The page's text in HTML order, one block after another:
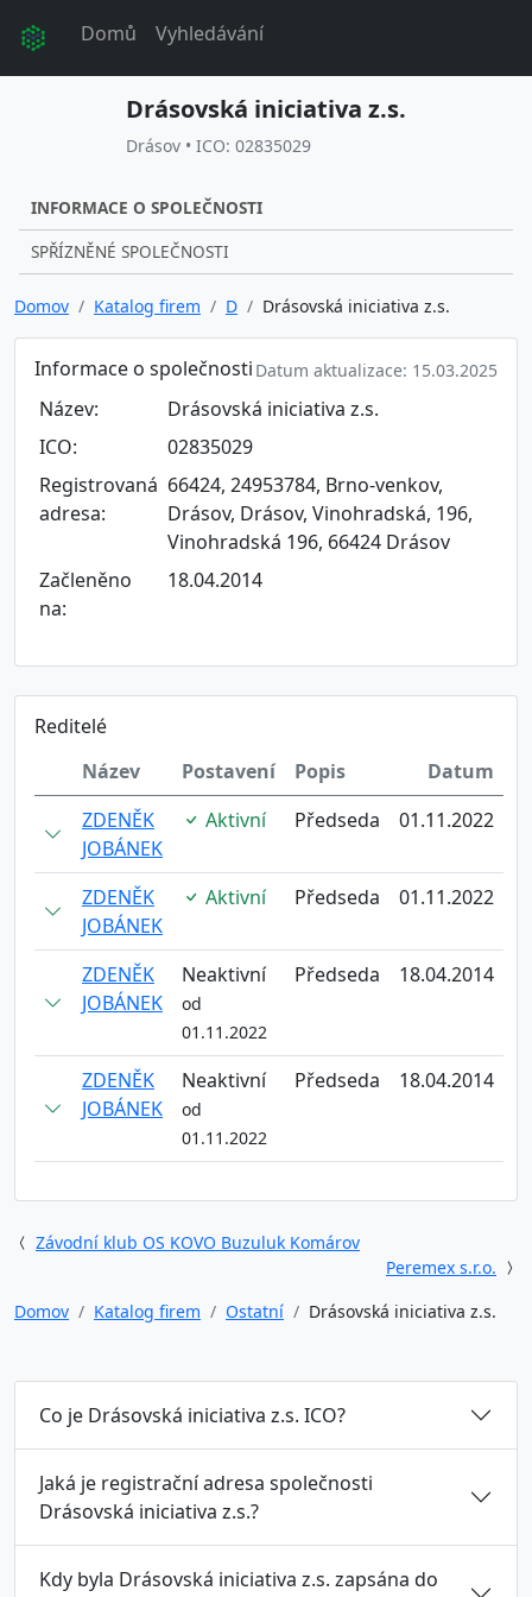
Domů Vyhledávání
Drásovská iniciativa z.s.
Drásov • ICO: 02835029
INFORMACE O SPOLEČNOSTI
SPŘÍZNĚNÉ SPOLEČNOSTI
Domov Katalog firem D Drásovská iniciativa z.s.
Informace o společnosti Datum aktualizace: 15.03.2025
Název:
Drásovská iniciativa z.s.
ICO:
02835029
Registrovaná
adresa:
66424, 24953784, Brno-venkov,
Drásov, Drásov, Vinohradská, 196,
Vinohradská 196, 66424 Drásov
Začleněno
na:
18.04.2014
Reditelé
Název
Postavení Popis
Datum
ZDENĚK
JOBÁNEK
Aktivní Předseda 01.11.2022
ZDENĚK
JOBÁNEK
Aktivní Předseda 01.11.2022
ZDENĚK
JOBÁNEK
Neaktivní
od
01.11.2022
Předseda 18.04.2014
ZDENĚK
JOBÁNEK
Neaktivní
od
01.11.2022
Předseda 18.04.2014
Závodní klub OS KOVO Buzuluk Komárov
Peremex s.r.o.
Domov
Katalog firem Ostatní Drásovská iniciativa z.s.
Co je Drásovská iniciativa z.s. ICO?
Jaká je registrační adresa společnosti
Drásovská iniciativa z.s.?
Kdy byla Drásovská iniciativa z.s. zapsána do